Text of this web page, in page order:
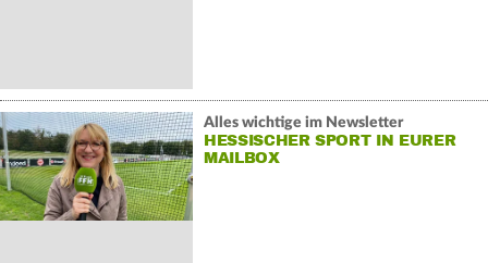
Alles wichtige im Newsletter
HESSISCHER SPORT IN EURER
MAILBOX